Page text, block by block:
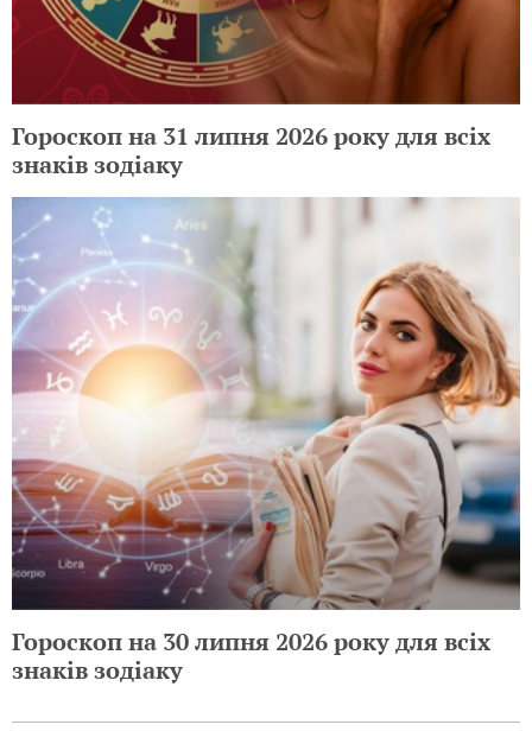
Гороскоп на 31 липня 2026 року для всіх
знаків зодіаку
Гороскоп на 30 липня 2026 року для всіх
знаків зодіаку